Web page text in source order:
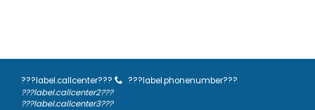
???label.callcenter???
???label.phonenumber???
???label.callcenter2???
???label.callcenter3???